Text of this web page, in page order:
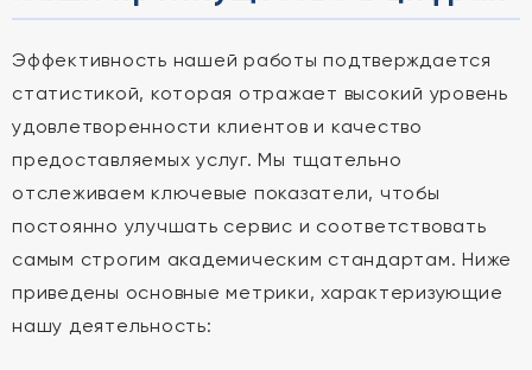
Эффективность нашей работы подтверждается
статистикой, которая отражает высокий уровень
удовлетворенности клиентов и качество
предоставляемых услуг. Мы тщательно
отслеживаем ключевые показатели, чтобы
постоянно улучшать сервис и соответствовать
самым строгим академическим стандартам. Ниже
приведены основные метрики, характеризующие
нашу деятельность: